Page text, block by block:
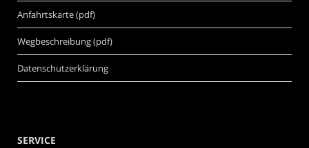
Anfahrtskarte (pdf)
Wegbeschreibung (pdf)
Datenschutzerklärung
SERVICE